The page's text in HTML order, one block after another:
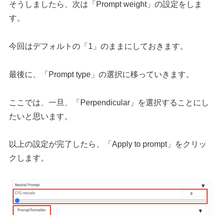
そうしましたら、次は「Prompt weight」の設定をしま
す。
今回はデフォルトの「1」のままにしておきます。
最後に、「Prompt type」の選択に移っていきます。
ここでは、一旦、「Perpendicular」を選択することにし
たいと思います。
以上の設定が完了したら、「Apply to prompt」をクリッ
クします。